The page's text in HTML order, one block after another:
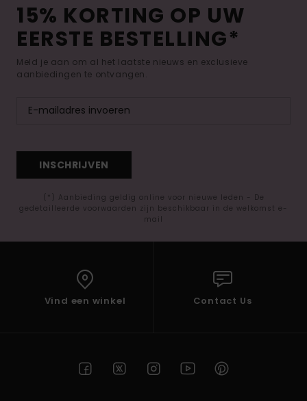
15% KORTING OP UW
EERSTE BESTELLING*
Meld je aan om al het laatste nieuws en exclusieve
aanbiedingen te ontvangen.
INSCHRIJVEN
(*) Aanbieding geldig online voor nieuwe leden - De
gedetailleerde voorwaarden zijn beschikbaar in de welkomst e-
mail
Vind een winkel Contact Us